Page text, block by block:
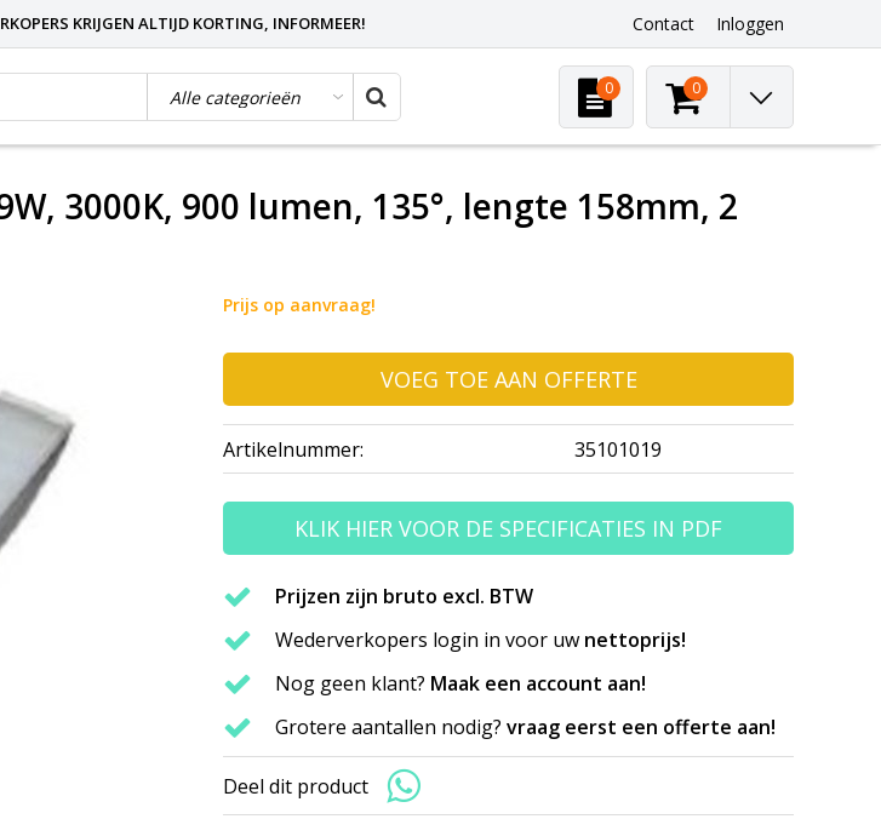
KRIJGEN ALTIJD KORTING, INFORMEER! Contact Inloggen
0 0
3000K, 900 lumen, 135°, lengte 158mm, 2
Prijs op aanvraag!
VOEG TOE AAN OFFERTE
Artikelnummer: 35101019
KLIK HIER VOOR DE SPECIFICATIES IN PDF
Prijzen zijn bruto excl. BTW
Wederverkopers login in voor uw nettoprijs!
Nog geen klant? Maak een account aan!
Grotere aantallen nodig? vraag eerst een offerte aan!
Deel dit product